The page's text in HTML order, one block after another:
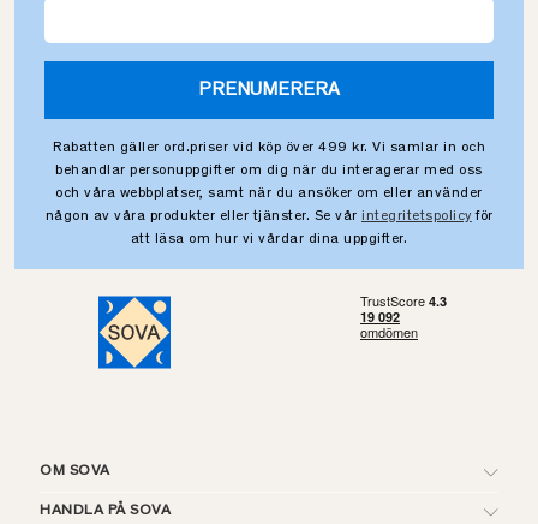
PRENUMERERA
Rabatten gäller ord.priser vid köp över 499 kr. Vi samlar in och
behandlar personuppgifter om dig när du interagerar med oss
och våra webbplatser, samt när du ansöker om eller använder
någon av våra produkter eller tjänster. Se vår integritetspolicy för
att läsa om hur vi vårdar dina uppgifter.
OM SOVA
HANDLA PÅ SOVA